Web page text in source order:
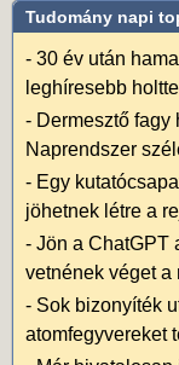
Tudomány napi
- 30 év után
leghíresebb
- Dermesztő fagy
Naprendszer
- Egy
jöhetnek létre a
- Jön a ChatGPT
vetnének véget a
- Sok bizonyíték
atomfegyvereket